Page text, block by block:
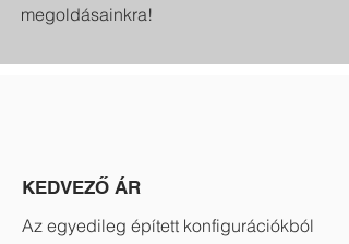
megoldásainkra!
KEDVEZŐ ÁR
Az egyedileg épített konfigurációkból